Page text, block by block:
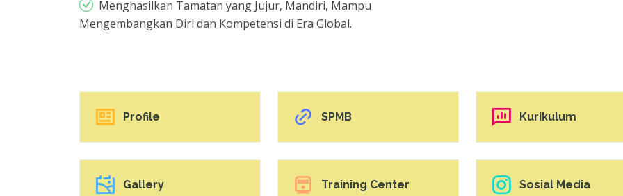
Menghasilkan Tamatan yang Jujur, Mandiri, Mampu
Mengembangkan Diri dan Kompetensi di Era Global.
Profile SPMB Kurikulum
Gallery Training Center Sosial Media